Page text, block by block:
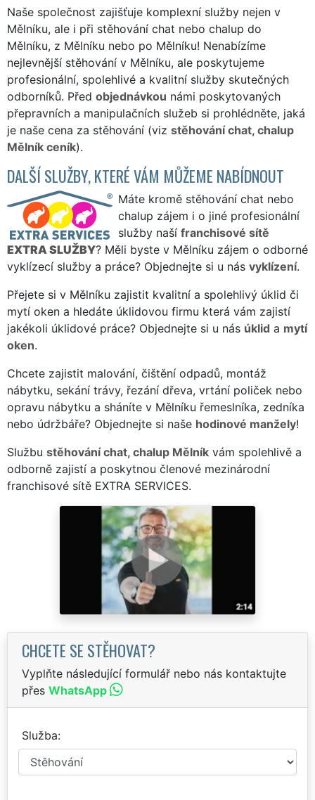
Naše společnost zajišťuje komplexní služby nejen v
Mělníku, ale i při stěhování chat nebo chalup do
Mělníku, z Mělníku nebo po Mělníku! Nenabízíme
nejlevnější stěhování v Mělníku, ale poskytujeme
profesionální, spolehlivé a kvalitní služby skutečných
odborníků. Před objednávkou námi poskytovaných
přepravních a manipulačních služeb si prohlédněte, jaká
je naše cena za stěhování (viz stěhování chat, chalup
Mělník ceník).
DALŠÍ SLUŽBY, KTERÉ VÁM MŮŽEME NABÍDNOUT
Máte kromě stěhování chat nebo
chalup zájem i o jiné profesionální
služby naší franchisové sítě
EXTRA SLUŽBY? Měli byste v Mělníku zájem o odborné
vyklízecí služby a práce? Objednejte si u nás vyklízení.
Přejete si v Mělníku zajistit kvalitní a spolehlivý úklid či
mytí oken a hledáte úklidovou firmu která vám zajistí
jakékoli úklidové práce? Objednejte si u nás úklid a mytí
oken.
Chcete zajistit malování, čištění odpadů, montáž
nábytku, sekání trávy, řezání dřeva, vrtání poliček nebo
opravu nábytku a sháníte v Mělníku řemeslníka, zedníka
nebo údržbáře? Objednejte si naše hodinové manžely!
Službu stěhování chat, chalup Mělník vám spolehlivě a
odborně zajistí a poskytnou členové mezinárodní
franchisové sítě EXTRA SERVICES.
CHCETE SE STĚHOVAT?
Vyplňte následující formulář nebo nás kontaktujte
přes WhatsApp
Služba